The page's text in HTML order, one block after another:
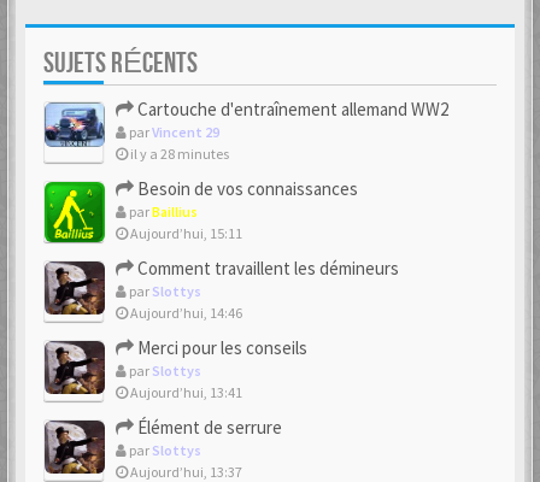
SUJETS RÉCENTS
Cartouche d'entraînement allemand WW2
parVincent 29
il y a 28 minutes
Besoin de vos connaissances
parBaillius
Aujourd’hui, 15:11
Comment travaillent les démineurs
par Slottys
Aujourd’hui, 14:46
Merci pour les conseils
par Slottys
Aujourd’hui, 13:41
Élément de serrure
par Slottys
Aujourd’hui, 13:37